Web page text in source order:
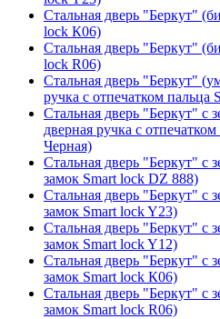
Стальная дверь "Беркут"
lock К06)
Стальная дверь "Беркут"
lock R06)
Стальная дверь "Беркут"
ручка с отпечатком пальца
Стальная дверь "Беркут" с
дверная ручка с
Черная)
Стальная дверь "Беркут" с
замок Smart lock DZ 888)
Стальная дверь "Беркут" с
замок Smart lock Y23)
Стальная дверь "Беркут" с
замок Smart lock Y12)
Стальная дверь "Беркут" с
замок Smart lock К06)
Стальная дверь "Беркут" с
замок Smart lock R06)